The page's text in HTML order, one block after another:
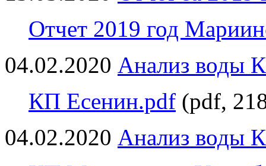
Отчет 2019 год
04.02.2020 Анализ воды
КП Есенин.pdf (pdf,
04.02.2020 Анализ воды